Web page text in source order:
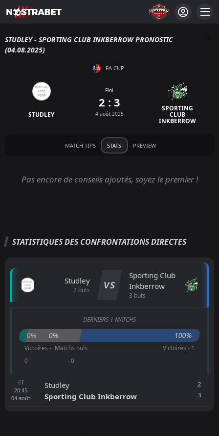
STUDLEY - SPORTING CLUB INKBERROW PRONOSTIC
(04.08.2025)
FA CUP
STUDLEY
Fini
2 : 3
4 août 2025
SPORTING
CLUB
INKBERROW
MATCH TIPS STATS PREVIEW
Pas encore de conseils ajoutés, soyez le premier !
STATISTIQUES DES CONFRONTATIONS DIRECTES
Studley
2 buts VS
Sporting Club
Inkberrow
3 buts
DERNIERS 1 MATCHS
0% 0% 100%
Victoires -
0
Matchs nuls
- 0
Victoires - 1
FT
20:45
04 août
Studley
Sporting Club Inkberrow
2
3